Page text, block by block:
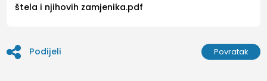
štela i njihovih zamjenika.pdf
Podijeli Povratak